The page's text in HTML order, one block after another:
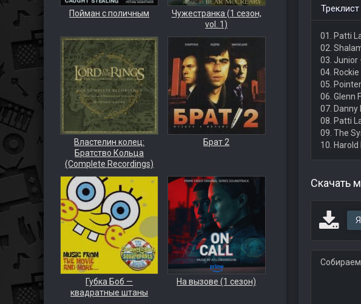
Пойман с поличным
Чужестранка (1 сезон,
vol. 1)
Властелин колец:
Братство Кольца
(Complete Recordings)
Брат 2
Губка Боб —
квадратные штаны
На вызове (1 сезон)
01. Patti
02.
03. Junior
04.
05.
06. Glenn
07.
08. Patti
09. The
10.
Скачать
Собираем